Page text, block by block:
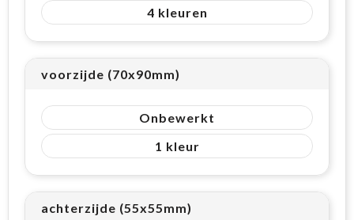
4
voorzijde (70x90mm)
Onbewerkt
1
achterzijde (55x55mm)